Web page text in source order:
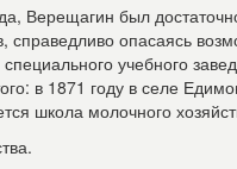
Верещагин был
справедливо опасаясь
учебного
в 1871 году в селе
школа молочного